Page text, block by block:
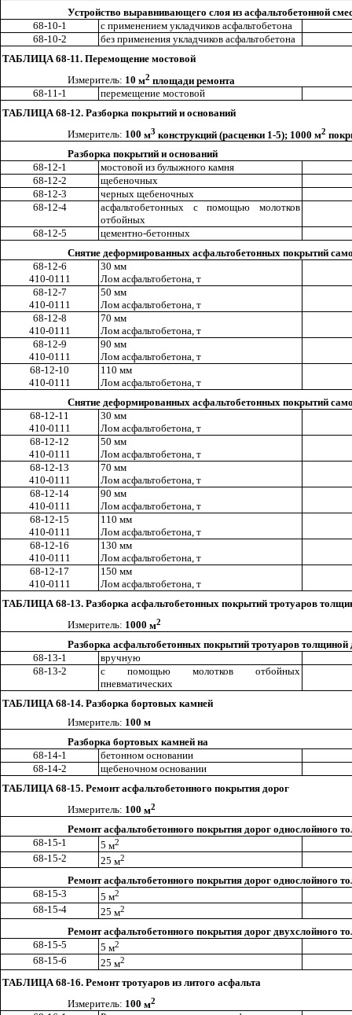
Устройство выравнивающего слоя из асфальтобетонной
68-10-1
с применением укладчиков асфальтобетона
68-10-2
без применения укладчиков асфальтобетона
ТАБЛИЦА 68-11. Перемощение мостовой
Измеритель: 10 м2 площади ремонта
68-11-1
перемещение мостовой
ТАБЛИЦА 68-12. Разборка покрытий и оснований
Измеритель: 100 м3 конструкций (расценки 1-5); 1000 м2
Разборка покрытий и оснований
68-12-1
мостовой из булыжного камня
68-12-2
щебеночных
68-12-3
черных щебеночных
68-12-4
асфальтобетонных с помощью молотков
отбойных
68-12-5
цементно-бетонных
Снятие деформированных асфальтобетонных покрытий
68-12-6
30 мм
410-0111
Лом асфальтобетона, т
68-12-7
50 мм
410-0111
Лом асфальтобетона, т
68-12-8
70 мм
410-0111
Лом асфальтобетона, т
68-12-9
90 мм
410-0111
Лом асфальтобетона, т
68-12-10
110 мм
410-0111
Лом асфальтобетона, т
Снятие деформированных асфальтобетонных покрытий
68-12-11
30 мм
410-0111
Лом асфальтобетона, т
68-12-12
50 мм
410-0111
Лом асфальтобетона, т
68-12-13
70 мм
410-0111
Лом асфальтобетона, т
68-12-14
90 мм
410-0111
Лом асфальтобетона, т
68-12-15
110 мм
410-0111
Лом асфальтобетона, т
68-12-16
130 мм
410-0111
Лом асфальтобетона, т
68-12-17
150 мм
410-0111
Лом асфальтобетона, т
ТАБЛИЦА 68-13. Разборка асфальтобетонных покрытий тротуаров
Измеритель: 1000 м2
Разборка асфальтобетонных покрытий тротуаров толщиной
68-13-1
вручную
68-13-2
с помощью молотков отбойных
пневматических
ТАБЛИЦА 68-14. Разборка бортовых камней
Измеритель: 100 м
Разборка бортовых камней на
68-14-1
бетонном основании
68-14-2
щебеночном основании
ТАБЛИЦА 68-15. Ремонт асфальтобетонного покрытия дорог
Измеритель: 100 м2
Ремонт асфальтобетонного покрытия дорог однослойного
68-15-1
5 м2
68-15-2 25 м2
Ремонт асфальтобетонного покрытия дорог однослойного
68-15-3
5 м2
68-15-4 25 м2
Ремонт асфальтобетонного покрытия дорог двухслойного
68-15-5
5 м2
68-15-6 25 м2
ТАБЛИЦА 68-16. Ремонт тротуаров из литого асфальта
Измеритель: 100 м2